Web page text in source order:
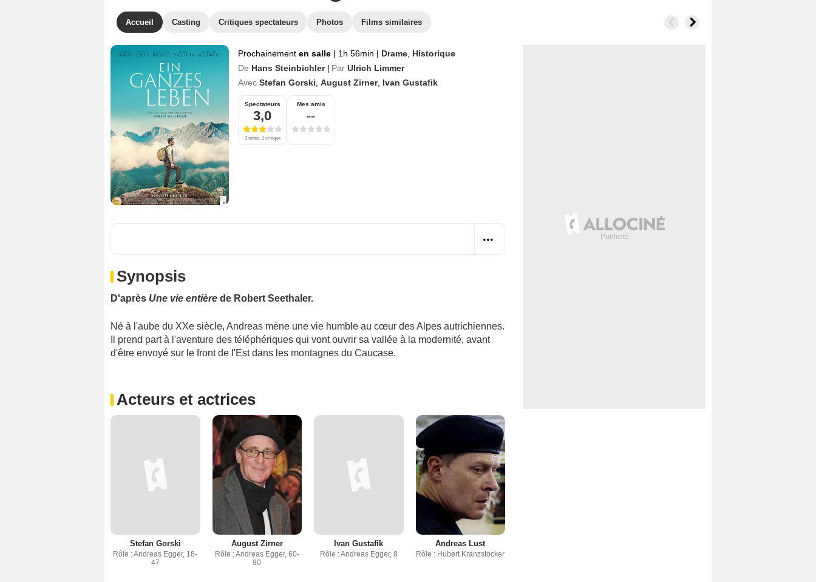
Accueil Casting Critiques spectateurs Photos Films similaires
Prochainement en salle | 1h 56min | Drame Historique
De Hans Steinbichler Par Ulrich Limmer
Avec Stefan Gorski August Zirner, Ivan Gustafik
Spectateurs
3,0
3 notes, 1 critique
Mes amis
--
Synopsis
D'après Une vie entière de Robert Seethaler.
Né à l'aube du XXe siècle, Andreas mène une vie humble au cœur des Alpes autrichiennes.
Il prend part à l'aventure des téléphériques qui vont ouvrir sa vallée à la modernité, avant
d'être envoyé sur le front de l'Est dans les montagnes du Caucase.
Acteurs et actrices
Stefan Gorski
Rôle : Andreas Egger, 18-
47
August Zirner
Rôle : Andreas Egger, 60-
80
Ivan Gustafik
Rôle : Andreas Egger, 8
Andreas Lust
Rôle : Hubert Kranzstocker